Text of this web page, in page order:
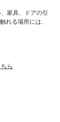
家具、ドアの引
れる場所には、
ら